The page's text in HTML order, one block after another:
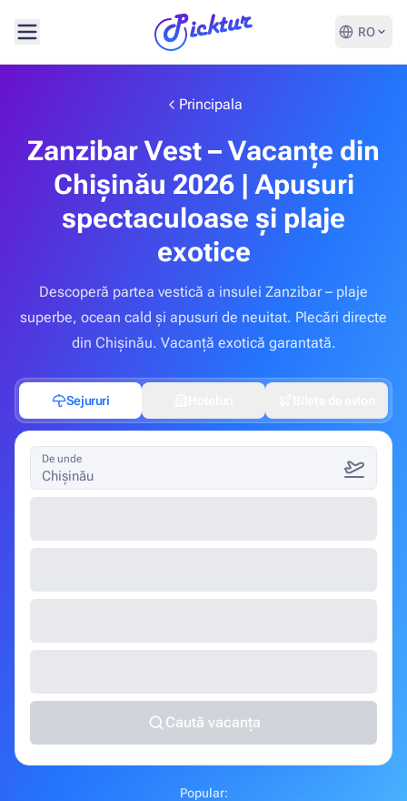
RO
Principala
Zanzibar Vest – Vacanțe din
Chișinău 2026 | Apusuri
spectaculoase și plaje
exotice
Descoperă partea vestică a insulei Zanzibar – plaje
superbe, ocean cald și apusuri de neuitat. Plecări directe
din Chișinău. Vacanță exotică garantată.
Sejururi
De unde
Chișinău
Caută vacanța
Popular: